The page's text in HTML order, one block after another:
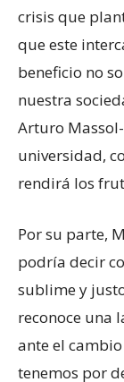
crisis que
que este
beneficio no
nuestra
Arturo
universidad,
rendirá los
Por su parte,
podría decir
sublime y
reconoce una
ante el
tenemos por